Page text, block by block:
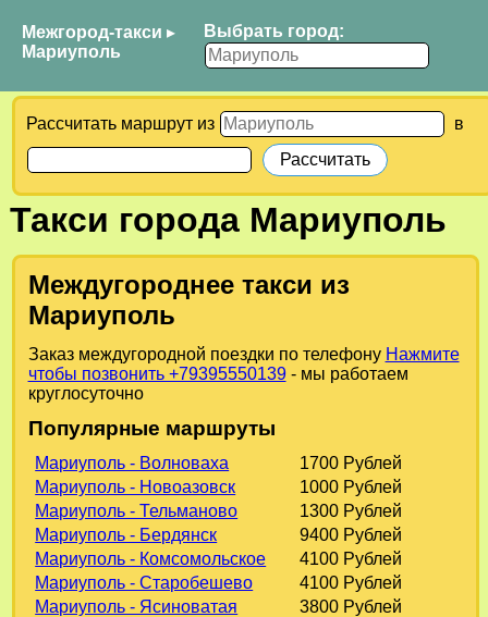
Межгород-такси ▸
Мариуполь
Выбрать город:
Рассчитать маршрут из в
Такси города Мариуполь
Междугороднее такси из
Мариуполь
Заказ междугородной поездки по телефону Нажмите
чтобы позвонить +79395550139- мы работаем
круглосуточно
Популярные маршруты
Мариуполь - Волноваха
1700 Рублей
Мариуполь - Новоазовск
1000 Рублей
Мариуполь - Тельманово
1300 Рублей
Мариуполь - Бердянск
9400 Рублей
Мариуполь - Комсомольское
4100 Рублей
Мариуполь - Старобешево
4100 Рублей
Мариуполь - Ясиноватая
3800 Рублей